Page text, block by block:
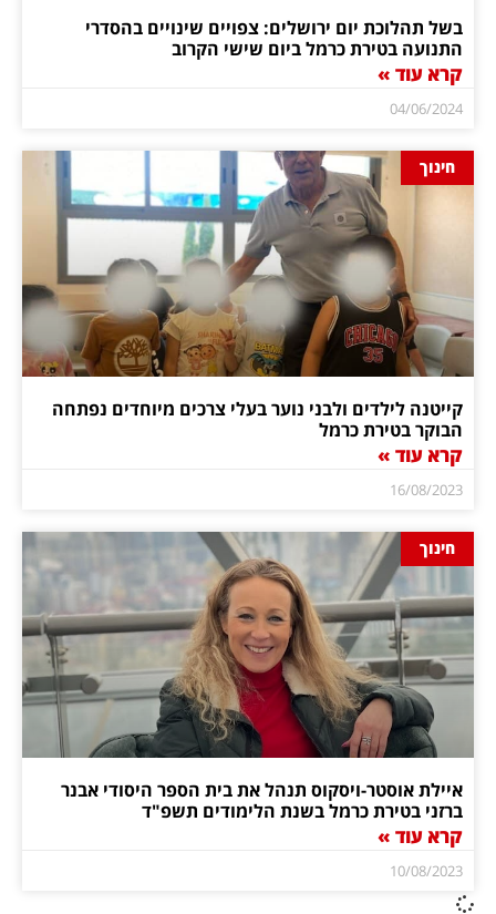
בשל תהלוכת יום ירושלים: צפויים שינויים בהסדרי
התנועה בטירת כרמל ביום שישי הקרוב
קרא עוד »
04/06/2024
חינוך
קייטנה לילדים ולבני נוער בעלי צרכים מיוחדים נפתחה
הבוקר בטירת כרמל
קרא עוד »
16/08/2023
חינוך
איילת אוסטר-ויסקוס תנהל את בית הספר היסודי אבנר
ברזני בטירת כרמל בשנת הלימודים תשפ"ד
קרא עוד »
10/08/2023